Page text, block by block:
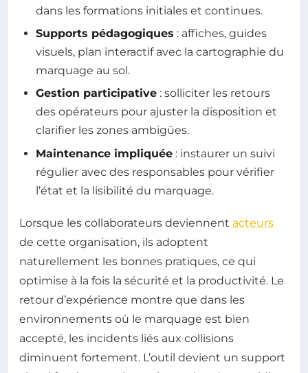
dans les formations initiales et continues.
Supports pédagogiques : affiches, guides
visuels, plan interactif avec la cartographie du
marquage au sol.
Gestion participative : solliciter les retours
des opérateurs pour ajuster la disposition et
clarifier les zones ambigües.
Maintenance impliquée : instaurer un suivi
régulier avec des responsables pour vérifier
l’état et la lisibilité du marquage.
Lorsque les collaborateurs deviennent acteurs
de cette organisation, ils adoptent
naturellement les bonnes pratiques, ce qui
optimise à la fois la sécurité et la productivité. Le
retour d’expérience montre que dans les
environnements où le marquage est bien
accepté, les incidents liés aux collisions
diminuent fortement. L’outil devient un support